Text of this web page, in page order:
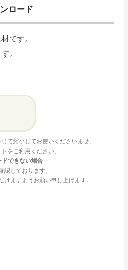
ロード
です。
。
て縮小してお使いくださいませ。
をご利用ください。
できない場合
しております。
ますようお願い申し上げます。